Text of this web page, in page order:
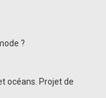
?
océans. Projet de